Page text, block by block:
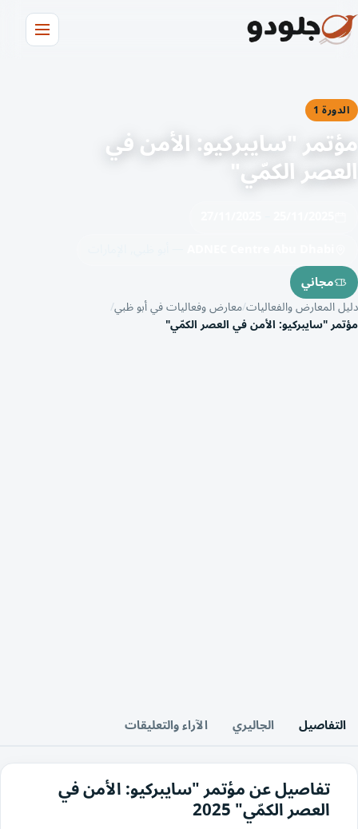
الدورة 1
مؤتمر "سايبركيو: الأمن في
العصر الكمّي"
مجاني
دليل المعارض والفعالياتمعارض وفعاليات في أبو ظبي
مؤتمر "سايبركيو: الأمن في العصر الكمّي"
التفاصيل الجاليري الآراء والتعليقات
تفاصيل عن مؤتمر "سايبركيو: الأمن في
العصر الكمّي" 2025